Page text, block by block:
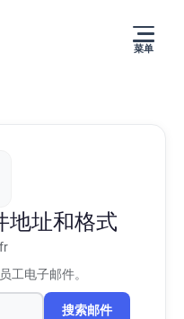
菜单
地址和格式
工电子邮件。
搜索邮件